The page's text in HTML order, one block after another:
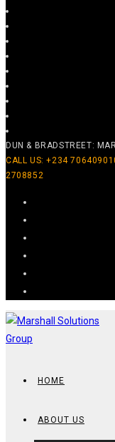
DUN & BRADSTREET:
CALL US: +234
2708852
HOME
ABOUT US